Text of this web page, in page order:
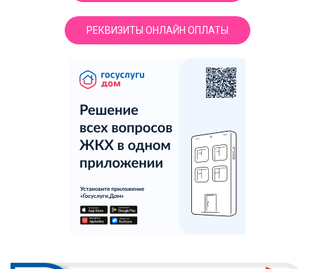
РЕКВИЗИТЫ ОНЛАЙН ОПЛАТЫ